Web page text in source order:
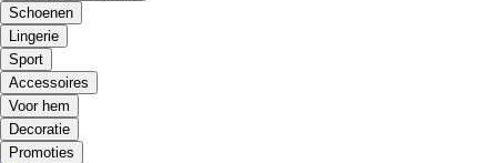
Schoenen
Lingerie
Sport
Accessoires
Voor hem
Decoratie
Promoties